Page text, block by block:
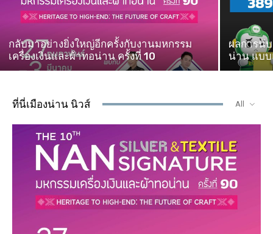
กลับมาอย่างยิ่งใหญ่อีกครั้งกับงานมหกรรม
เครื่องเงินและผ้าทอน่าน ครั้งที่ 10
ผลการนั
น่าน แบบ
ที่นี่เมืองน่าน นิวส์ All